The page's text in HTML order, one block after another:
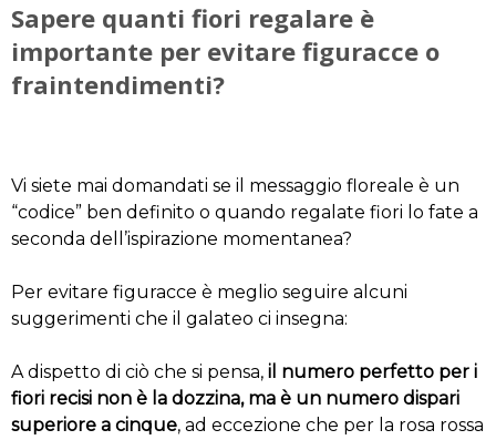
Sapere quanti fiori regalare è
importante per evitare figuracce o
fraintendimenti?
Vi siete mai domandati se il messaggio floreale è un
“codice” ben definito o quando regalate fiori lo fate a
seconda dell’ispirazione momentanea?
Per evitare figuracce è meglio seguire alcuni
suggerimenti che il galateo ci insegna:
A dispetto di ciò che si pensa, il numero perfetto per i
fiori recisi non è la dozzina, ma è un numero dispari
superiore a cinque, ad eccezione che per la rosa rossa